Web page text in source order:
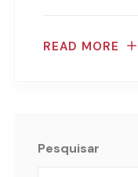
READ MORE
Pesquisar